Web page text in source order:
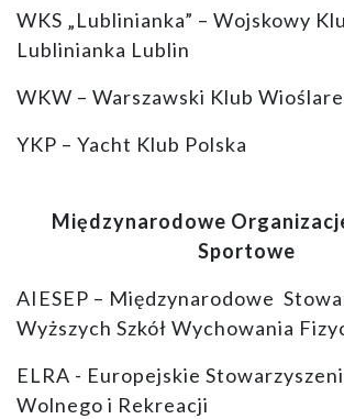
WKS „Lublinianka” – Wojskowy
Lublinianka Lublin
WKW – Warszawski Klub
YKP – Yacht Klub Polska
Międzynarodowe
Sportowe
AIESEP – Międzynarodowe
Wyższych Szkół Wychowania
ELRA - Europejskie
Wolnego i Rekreacji